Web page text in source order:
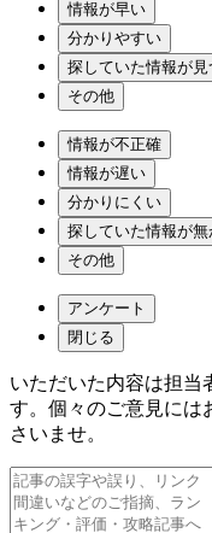
情報が早い
分かりやすい
探していた情報が見
その他
情報が不正確
情報が遅い
分かりにくい
探していた情報が無
その他
アンケート
閉じる
いただいた内容は担当
す。個々のご意見には
さいませ。